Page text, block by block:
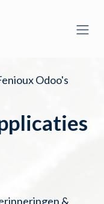
Odoo's
&